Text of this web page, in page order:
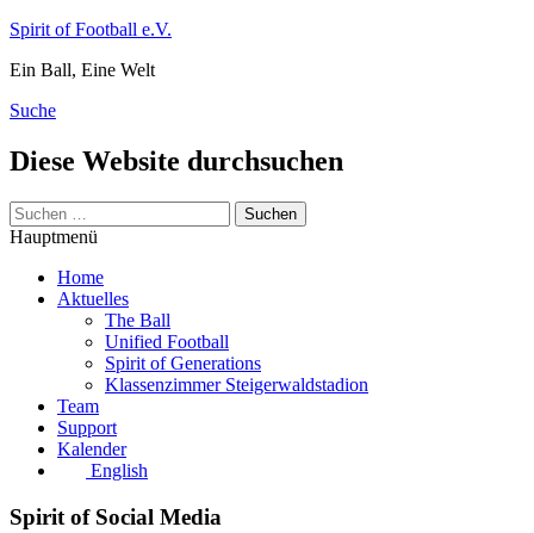
Zum
springen
Spirit of Football e.V.
Ein Ball, Eine Welt
Suche
Diese Website durchsuchen
Suchen
nach:
Hauptmenü
Home
Aktuelles
The Ball
Unified Football
Spirit of Generations
Klassenzimmer Steigerwaldstadion
Team
Support
Kalender
English
Spirit of Social Media